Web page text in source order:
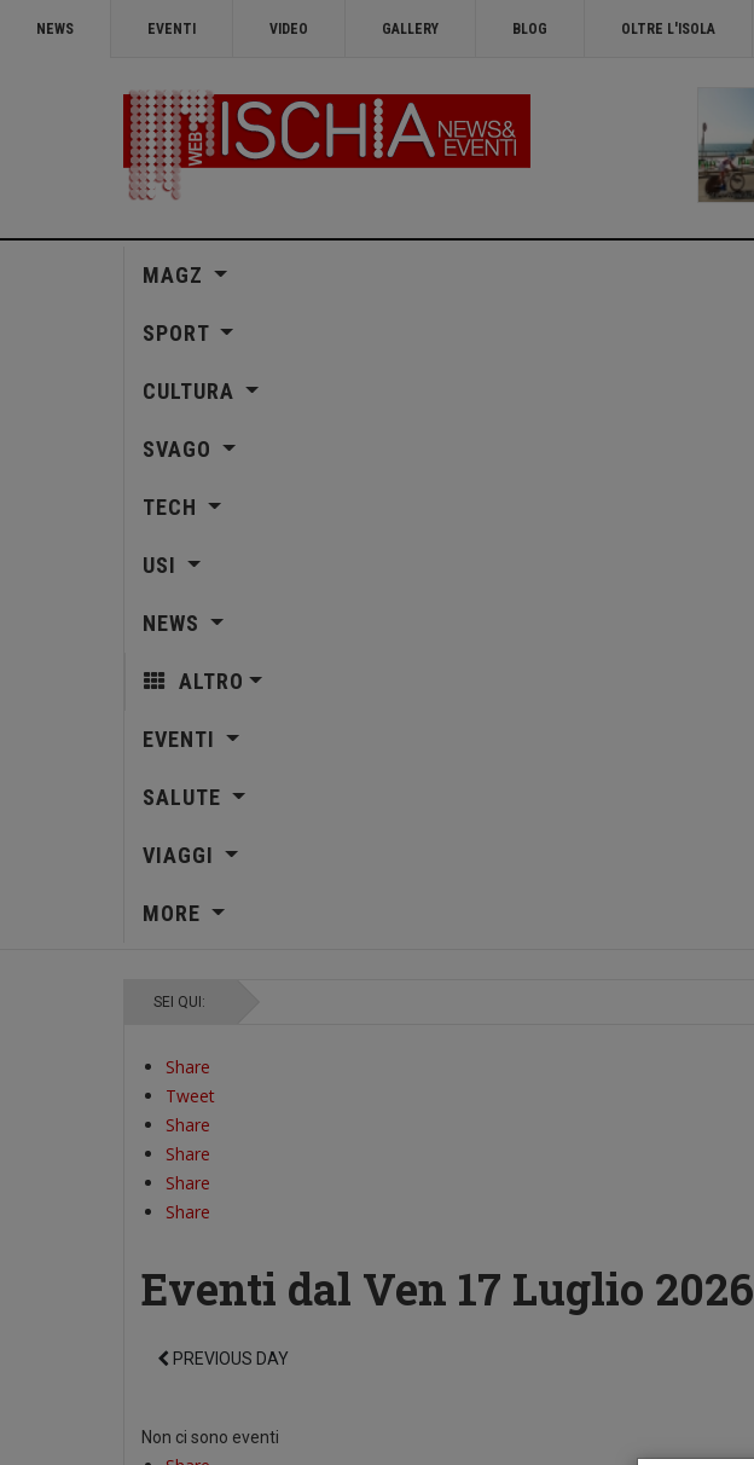
NEWS EVENTI VIDEO GALLERY BLOG OLTRE L'ISOLA
MAGZ
SPORT
CULTURA
SVAGO
TECH
USI
NEWS
ALTRO
EVENTI
SALUTE
VIAGGI
MORE
SEI QUI:
Share
Tweet
Share
Share
Share
Share
Eventi dal Ven 17 Luglio 2026
PREVIOUS DAY
Non ci sono eventi